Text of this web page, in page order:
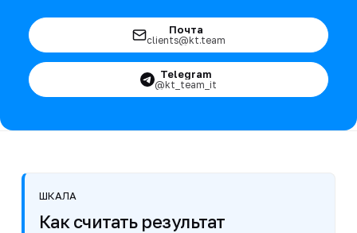
Почта
clients@kt.team
Telegram
@kt_team_it
ШКАЛА
Как считать результат